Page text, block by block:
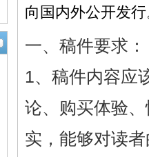
向国内外公开发
一、稿件要求：
1、稿件内容应
论、购买体验
实，能够对读